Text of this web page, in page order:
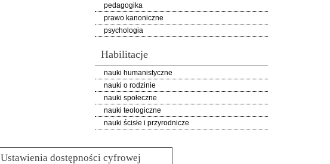
pedagogika
prawo kanoniczne
psychologia
Habilitacje
nauki humanistyczne
nauki o rodzinie
nauki społeczne
nauki teologiczne
nauki ścisłe i przyrodnicze
Ustawienia dostępności cyfrowej